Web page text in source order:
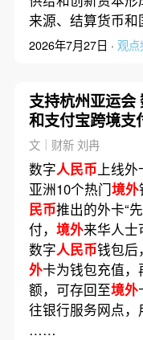
来源、结算货币
2026年7月27日 · 观点
支持杭州亚运会
和支付宝跨境支
文｜财新 刘冉
数字人民币 上线
亚洲10个热门境外
民币推出的外卡“
付， 境外来华人士
数字人民币钱包后
外卡为钱包充值
额，可存回至境外
往银行服务网点，
……